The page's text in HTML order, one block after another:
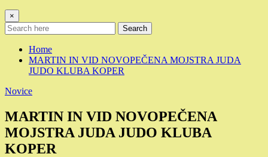
×
Search
Home
MARTIN IN VID NOVOPEČENA MOJSTRA JUDA
JUDO KLUBA KOPER
Novice
MARTIN IN VID NOVOPEČENA
MOJSTRA JUDA JUDO KLUBA
KOPER